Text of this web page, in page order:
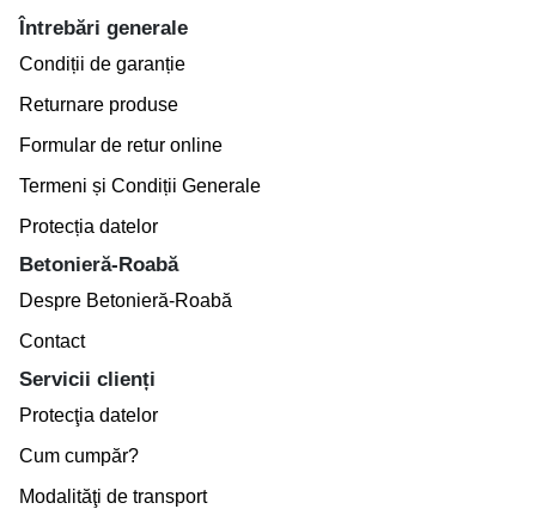
Întrebări generale
Condiții de garanție
Returnare produse
Formular de retur online
Termeni și Condiții Generale
Protecția datelor
Betonieră-Roabă
Despre Betonieră-Roabă
Contact
Servicii clienți
Protecţia datelor
Cum cumpăr?
Modalităţi de transport